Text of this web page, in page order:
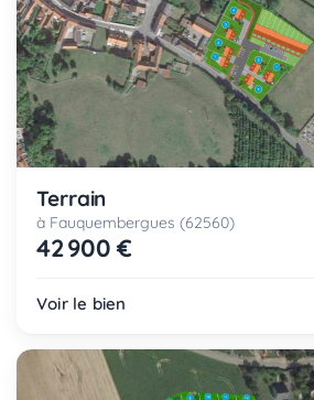
Terrain
à Fauquembergues (62560)
42 900 €
Voir le bien